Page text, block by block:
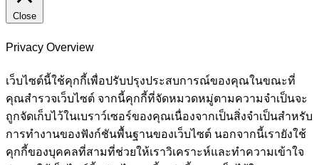
การคลิก“ ยอมรับ” แสดงว่าคุณยินยอมให้ใช้คุกกี้ทั้งหมด อ่าน
ตัวเลือกคุกกี้ ยอมรับ
Close
Privacy Overview
เว็บไซต์นี้ใช้คุกกี้เพื่อปรับปรุงประสบการณ์ของคุณในขณะที่